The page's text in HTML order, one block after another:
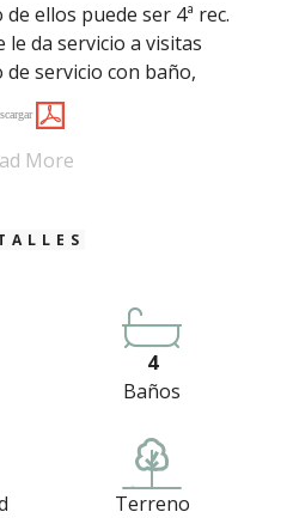
ellos puede ser 4ª rec.
le da servicio a visitas
de servicio con baño,
More
4
Baños
Terreno